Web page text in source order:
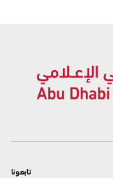
تابعونا